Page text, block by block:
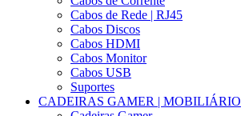
Cabos de Rede | RJ45
Cabos Discos
Cabos HDMI
Cabos Monitor
Cabos USB
Suportes
CADEIRAS GAMER | MOBILIÁRIO